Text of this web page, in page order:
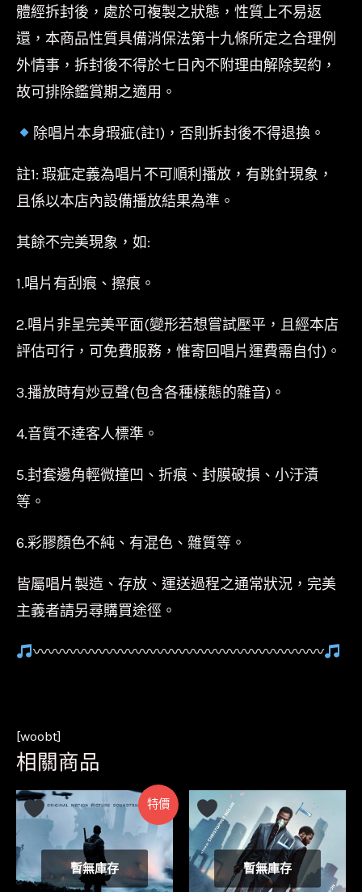
體經拆封後，處於可複製之狀態，性質上不易返
還，本商品性質具備消保法第十九條所定之合理例
外情事，拆封後不得於七日內不附理由解除契約，
故可排除鑑賞期之適用。
除唱片本身瑕疵(註1)，否則拆封後不得退換。
註1: 瑕疵定義為唱片不可順利播放，有跳針現象，
且係以本店內設備播放結果為準。
其餘不完美現象，如:
1.唱片有刮痕、擦痕。
2.唱片非呈完美平面(變形若想嘗試壓平，且經本店
評估可行，可免費服務，惟寄回唱片運費需自付)。
3.播放時有炒豆聲(包含各種樣態的雜音)。
4.音質不達客人標準。
5.封套邊角輕微撞凹、折痕、封膜破損、小汙漬
等。
6.彩膠顏色不純、有混色、雜質等。
皆屬唱片製造、存放、運送過程之通常狀況，完美
主義者請另尋購買途徑。
〰〰〰〰〰〰〰〰〰〰〰〰〰〰〰〰〰〰〰〰
[woobt]
相關商品
特價
暫無庫存 暫無庫存